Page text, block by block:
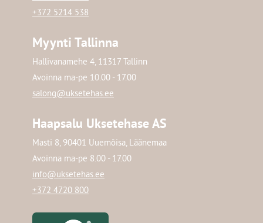
+372 5214 538
Myynti Tallinna
Hallivanamehe 4, 11317 Tallinn
Avoinna ma-pe 10.00 - 17.00
salong@uksetehas.ee
Haapsalu Uksetehase AS
Masti 8, 90401 Uuemõisa, Läänemaa
Avoinna ma-pe 8.00 - 17.00
info@uksetehas.ee
+372 4720 800